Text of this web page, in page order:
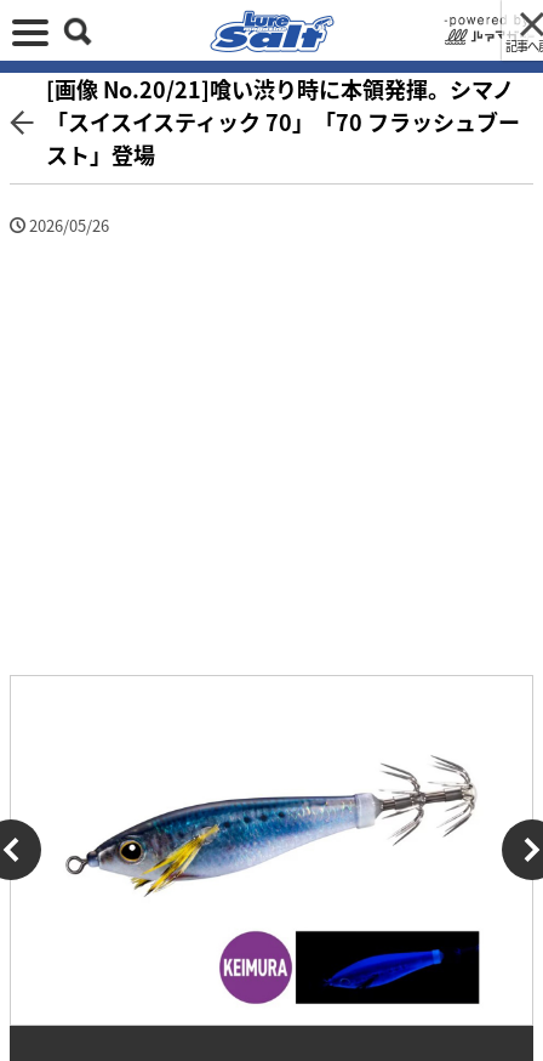
記事へ
[画像 No.20/21]喰い渋り時に本領発揮。シマノ
「スイスイスティック 70」「70 フラッシュブー
スト」登場
2026/05/26